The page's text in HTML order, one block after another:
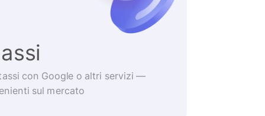
con Google o altri servizi —
sul mercato